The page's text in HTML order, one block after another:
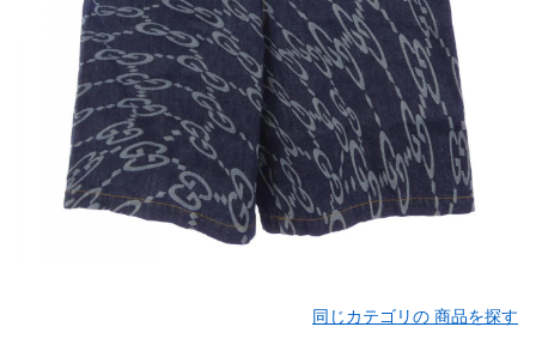
同じカテゴリの 商品を探す